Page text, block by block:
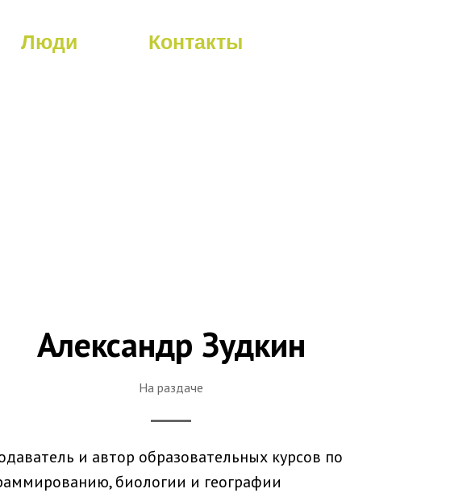
Люди Контакты
Александр Зудкин
На раздаче
и автор образовательных курсов по
биологии и географии